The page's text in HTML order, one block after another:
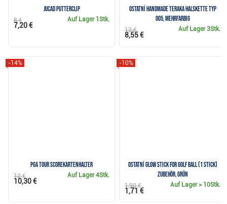
JuCad Putterclip
Auf Lager 1Stk.
8 €
7,20 €
Ostatní Handmade Teraka Halskette Typ
005, mehrfarbig
Auf Lager3Stk.
12 €
8,55 €
PGA Tour Scorekartenhalter
-14%
Auf Lager4Stk.
12 €
10,30 €
Ostatní Glow Stick for Golf Ball (1 stick)
Zubehör, grün
-10%
Auf Lager> 10Stk.
1,90 €
1,71 €